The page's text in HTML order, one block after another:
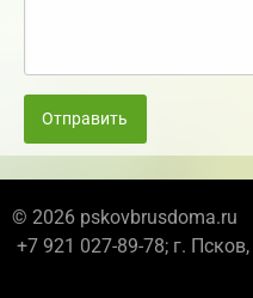
Отправить
© 2026 pskovbrusdoma.ru
+7 921 027-89-78; г.